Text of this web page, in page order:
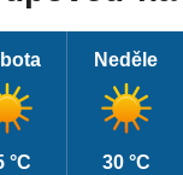
°C
Neděle
30 °C